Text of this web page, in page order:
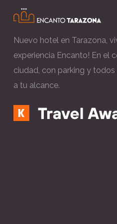
Nuevo hotel en Tarazona,
experiencia Encanto! En el
ciudad, con parking y todos
a tu alcance.